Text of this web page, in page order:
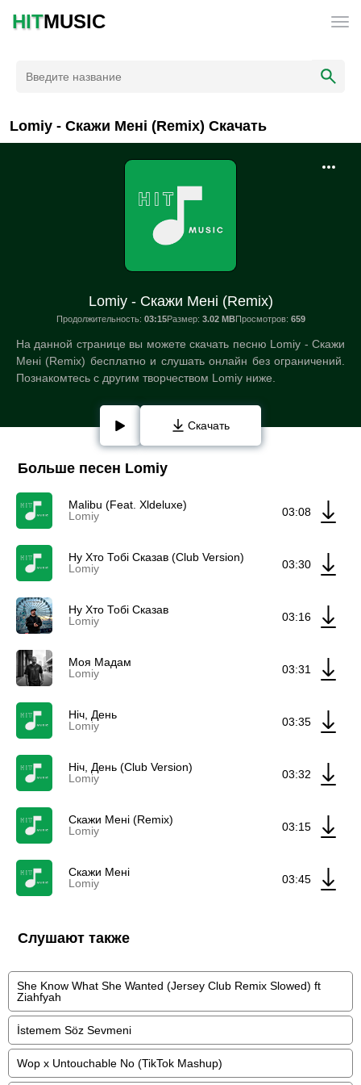
HITMUSIC
Lomiy - Скажи Мені (Remix) Скачать
Lomiy - Скажи Мені (Remix)
Продолжительность: 03:15Размер: 3.02 MBПросмотров: 659
На данной странице вы можете скачать песню Lomiy - Скажи
Мені (Remix) бесплатно и слушать онлайн без ограничений.
Познакомтесь с другим творчеством Lomiy ниже.
Скачать
Больше песен Lomiy
Malibu (Feat. Xldeluxe)
Lomiy
03:08
Ну Хто Тобі Сказав (Club Version)
Lomiy
03:30
Ну Хто Тобі Сказав
Lomiy
03:16
Моя Мадам
Lomiy
03:31
Ніч, День
Lomiy
03:35
Ніч, День (Club Version)
Lomiy
03:32
Скажи Мені (Remix)
Lomiy
03:15
Скажи Мені
Lomiy
03:45
Слушают также
She Know What She Wanted (Jersey Club Remix Slowed) ft
Ziahfyah
İstemem Söz Sevmeni
Wop x Untouchable No (TikTok Mashup)